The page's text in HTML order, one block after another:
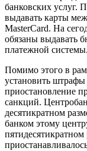
банковских услуг.
выдавать карты
MasterCard. На
обязаны выдавать
платежной системы.
Помимо этого в
установить штрафы
приостановление
санкций.
десятикратном
банком этому